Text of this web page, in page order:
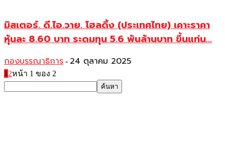
มิสเตอร์. ดี.ไอ.วาย. โฮลดิ้ง (ประเทศไทย) เคาะราคา
หุ้นละ 8.60 บาท ระดมทุน 5.6 พันล้านบาท ขึ้นแท่น...
กองบรรณาธิการ - 24 ตุลาคม 2025
1 2หน้า 1 ของ 2